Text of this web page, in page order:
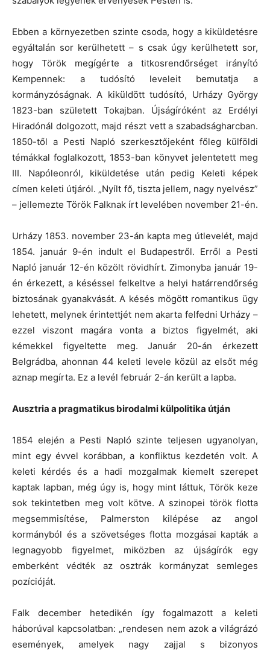
Ebben a környezetben szinte csoda, hogy a kiküldetésre
egyáltalán sor kerülhetett – s csak úgy kerülhetett sor,
hogy Török megígérte a titkosrendőrséget irányító
Kempennek: a tudósító leveleit bemutatja a
kormányzóságnak. A kiküldött tudósító, Urházy György
1823-ban született Tokajban. Újságíróként az Erdélyi
Hiradónál dolgozott, majd részt vett a szabadságharcban.
1850-től a Pesti Napló szerkesztőjeként főleg külföldi
témákkal foglalkozott, 1853-ban könyvet jelentetett meg
III. Napóleonról, kiküldetése után pedig Keleti képek
címen keleti útjáról. „Nyílt fő, tiszta jellem, nagy nyelvész”
– jellemezte Török Falknak írt levelében november 21-én.
Urházy 1853. november 23-án kapta meg útlevelét, majd
1854. január 9-én indult el Budapestről. Erről a Pesti
Napló január 12-én közölt rövidhírt. Zimonyba január 19-
én érkezett, a késéssel felkeltve a helyi határrendőrség
biztosának gyanakvását. A késés mögött romantikus ügy
lehetett, melynek érintettjét nem akarta felfedni Urházy –
ezzel viszont magára vonta a biztos figyelmét, aki
kémekkel figyeltette meg. Január 20-án érkezett
Belgrádba, ahonnan 44 keleti levele közül az elsőt még
aznap megírta. Ez a levél február 2-án került a lapba.
Ausztria a pragmatikus birodalmi külpolitika útján
1854 elején a Pesti Napló szinte teljesen ugyanolyan,
mint egy évvel korábban, a konfliktus kezdetén volt. A
keleti kérdés és a hadi mozgalmak kiemelt szerepet
kaptak lapban, még úgy is, hogy mint láttuk, Török keze
sok tekintetben meg volt kötve. A szinopei török flotta
megsemmisítése, Palmerston kilépése az angol
kormányból és a szövetséges flotta mozgásai kapták a
legnagyobb figyelmet, miközben az újságírók egy
emberként védték az osztrák kormányzat semleges
pozícióját.
Falk december hetedikén így fogalmazott a keleti
háborúval kapcsolatban: „rendesen nem azok a világrázó
események, amelyek nagy zajjal s bizonyos